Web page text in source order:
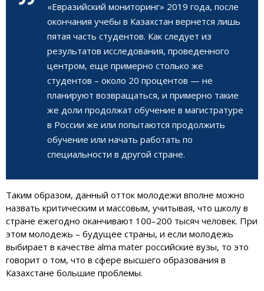
«Евразийский мониторинг» 2019 года, после
окончания учебы в Казахстан вернется лишь
пятая часть студентов. Как следует из
результатов исследования, проведенного
центром, еще примерно столько же
студентов – около 20 процентов — не
планируют возвращаться, и примерно такие
же доли продолжат обучение в магистратуре
в России же или попытаются продолжить
обучение или начать работать по
специальности в другой стране.
Таким образом, данный отток молодежи вполне можно
назвать критическим и массовым, учитывая, что школу в
стране ежегодно оканчивают 100–200 тысяч человек. При
этом молодежь – будущее страны, и если молодежь
выбирает в качестве alma mater российские вузы, то это
говорит о том, что в сфере высшего образования в
Казахстане большие проблемы.